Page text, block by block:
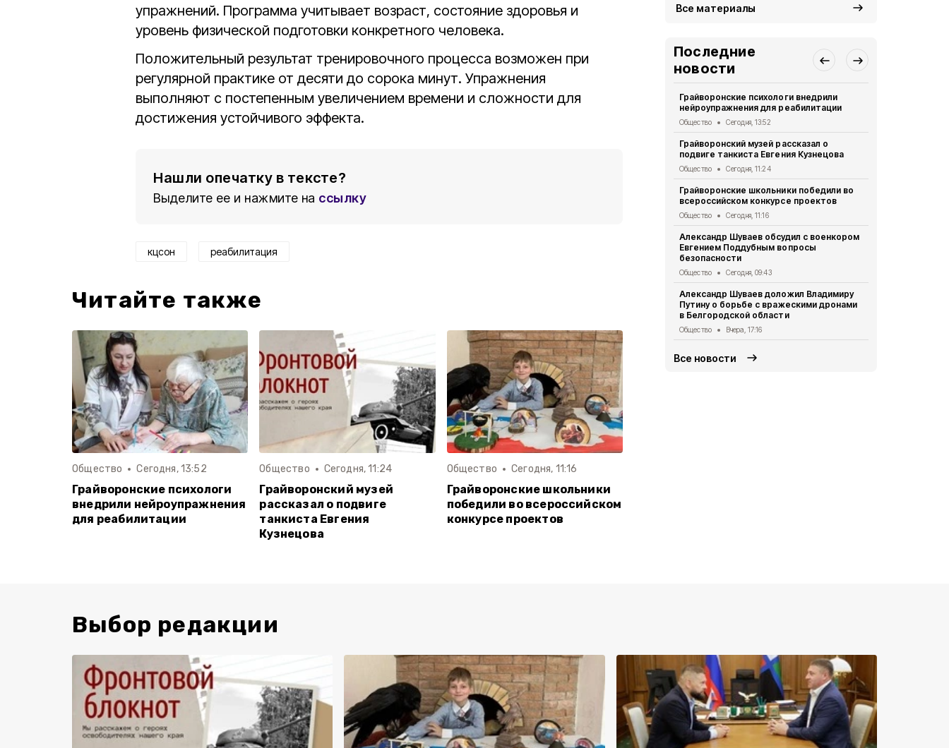
упражнений. Программа учитывает возраст, состояние здоровья и
уровень физической подготовки конкретного человека.
Положительный результат тренировочного процесса возможен при
регулярной практике от десяти до сорока минут. Упражнения
выполняют с постепенным увеличением времени и сложности для
достижения устойчивого эффекта.
Нашли опечатку в тексте?
Выделите ее и нажмите на ссылку
кцсон реабилитация
Читайте также
Общество Сегодня, 13:52
Грайворонские психологи
внедрили нейроупражнения
для реабилитации
Общество Сегодня, 11:24
Грайворонский музей
рассказал о подвиге
танкиста Евгения
Кузнецова
Общество Сегодня, 11:16
Грайворонские школьники
победили во всероссийском
конкурсе проектов
Все материалы
Последние
новости
Грайворонские психологи внедрили
нейроупражнения для реабилитации
Общество Сегодня, 13:52
Грайворонский музей рассказал о
подвиге танкиста Евгения Кузнецова
Общество Сегодня, 11:24
Грайворонские школьники победили во
всероссийском конкурсе проектов
Общество Сегодня, 11:16
Александр Шуваев обсудил с военкором
Евгением Поддубным вопросы
безопасности
Общество Сегодня, 09:43
Александр Шуваев доложил Владимиру
Путину о борьбе с вражескими дронами
в Белгородской области
Общество Вчера, 17:16
Все новости
Выбор редакции